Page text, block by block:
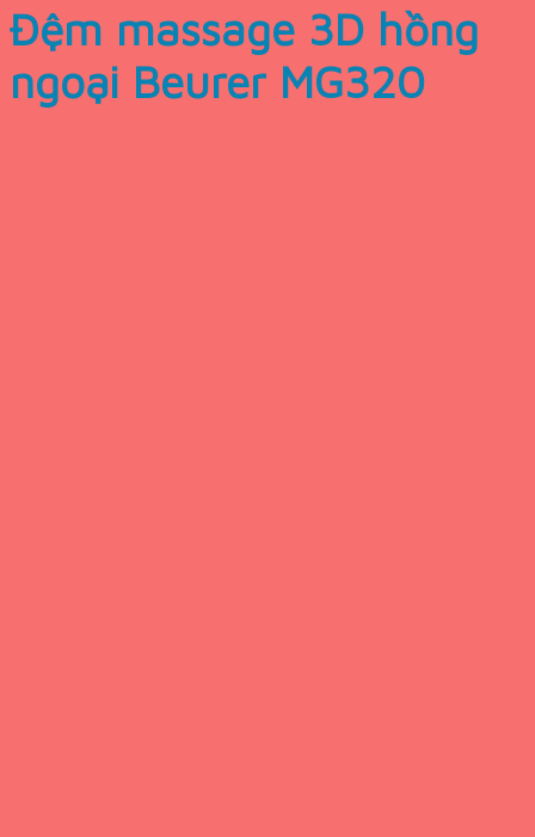
Đệm massage 3D hồng
ngoại Beurer MG320